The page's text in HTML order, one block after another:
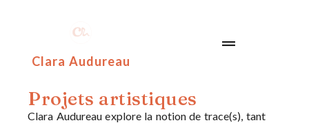
Clara Audureau
Projets artistiques
Clara Audureau explore la notion de trace(s), tant